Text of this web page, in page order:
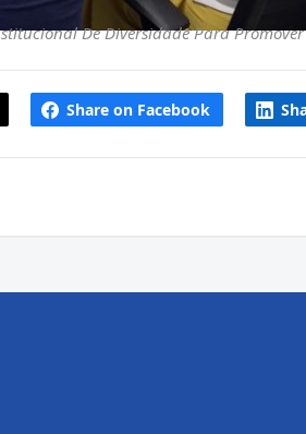
De Diversidade Para
Share on Facebook